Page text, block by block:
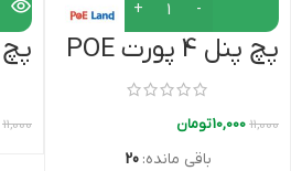
پچ پنل 4 پورت POE
گیگابیت
11,000
10,000تومان
باقی مانده: 20
11,000